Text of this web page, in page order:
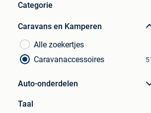
Categorie
Caravans en Kamperen
Alle zoekertjes
Caravanaccessoires
Auto-onderdelen
Taal